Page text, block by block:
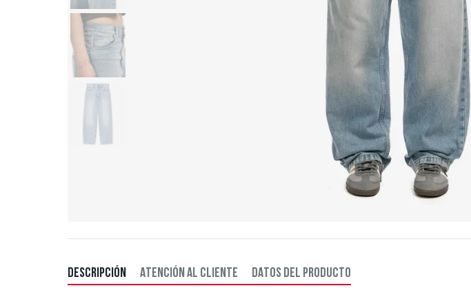
DESCRIPCIÓN ATENCIÓN AL CLIENTE DATOS DEL PRODUCTO